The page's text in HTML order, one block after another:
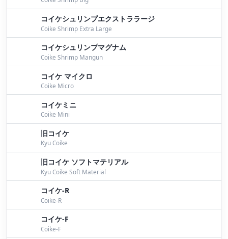
１０月２１日桧原湖ガイド
１０月２０日桧原湖ガイド by Bomber
１０月１５日桧原湖ガイドby Bomber
ゴールドハウス目黒さんにワイド入荷しました。by
Bomber
１０月９日桧原湖ガイド
１０月７日桧原湖ガイド
１０月６日桧原湖ガイド
NBCチャプター福島最終戦。by Bomber
９月３０日桧原湖ガイドby Bomber
９月２５日桧原湖ガイド。
９月２４日桧原湖ガイド
コイケシュリンプエクストララージ
Coike Shrimp Extra Large
コイケシュリンプマグナム
Coike Shrimp Mangun
コイケ マイクロ
Coike Micro
コイケミニ
Coike Mini
旧コイケ
Kyu Coike
旧コイケ ソフトマテリアル
Kyu Coike Soft Material
コイケ-R
Coike-R
コイケ-F
Coike-F